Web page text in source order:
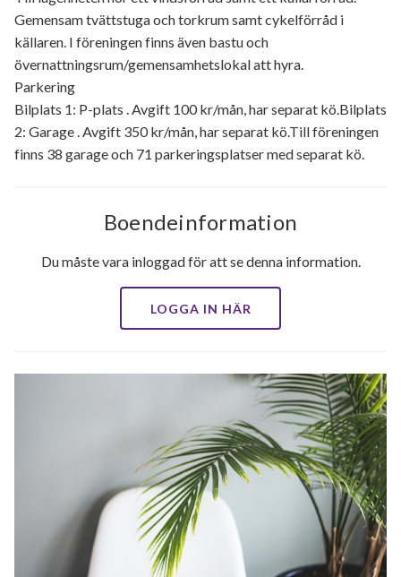
Gemensam tvättstuga och torkrum samt cykelförråd i
källaren. I föreningen finns även bastu och
övernattningsrum/gemensamhetslokal att hyra.
Parkering
Bilplats 1: P-plats . Avgift 100 kr/mån, har separat kö.Bilplats
2: Garage . Avgift 350 kr/mån, har separat kö.Till föreningen
finns 38 garage och 71 parkeringsplatser med separat kö.
Boendeinformation
Du måste vara inloggad för att se denna information.
LOGGA IN HÄR